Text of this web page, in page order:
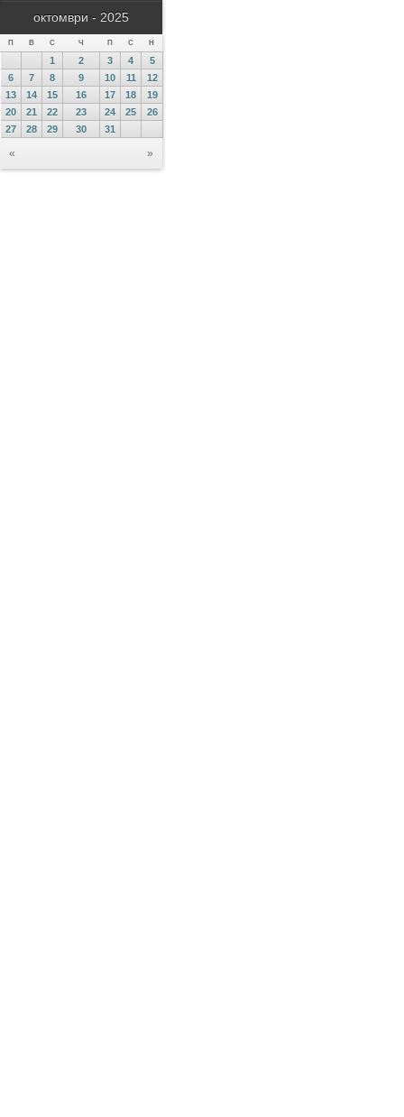
октомври - 2025
П В С Ч П С Н
« »
1 2 3 4
5
6
7 8 9 10 11
12
13
14 15 16 17 18
19
20
21 22 23 24 25
26
27
28 29 30 31